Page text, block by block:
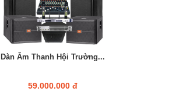
Dàn Âm Thanh Hội Trường...
59.000.000 đ